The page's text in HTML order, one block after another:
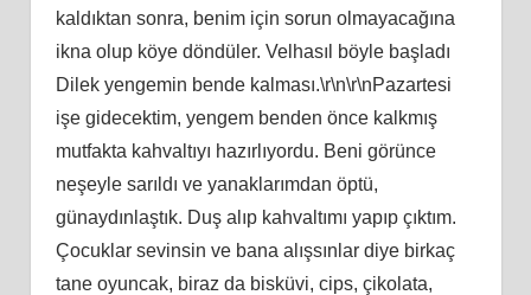
kaldıktan sonra, benim için sorun olmayacağına
ikna olup köye döndüler. Velhasıl böyle başladı
Dilek yengemin bende kalması.\r\n\r\nPazartesi
işe gidecektim, yengem benden önce kalkmış
mutfakta kahvaltıyı hazırlıyordu. Beni görünce
neşeyle sarıldı ve yanaklarımdan öptü,
günaydınlaştık. Duş alıp kahvaltımı yapıp çıktım.
Çocuklar sevinsin ve bana alışsınlar diye birkaç
tane oyuncak, biraz da bisküvi, cips, çikolata,